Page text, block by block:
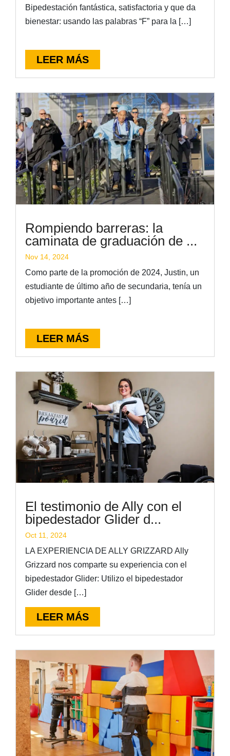
Bipedestación fantástica, satisfactoria y que da
bienestar: usando las palabras “F” para la […]
LEER MÁS
Rompiendo barreras: la
caminata de graduación de ...
Nov 14, 2024
Como parte de la promoción de 2024, Justin, un
estudiante de último año de secundaria, tenía un
objetivo importante antes […]
LEER MÁS
El testimonio de Ally con el
bipedestador Glider d...
Oct 11, 2024
LA EXPERIENCIA DE ALLY GRIZZARD Ally
Grizzard nos comparte su experiencia con el
bipedestador Glider: Utilizo el bipedestador
Glider desde […]
LEER MÁS